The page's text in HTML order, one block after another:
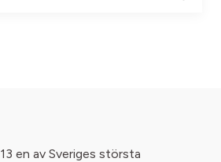
en av Sveriges största